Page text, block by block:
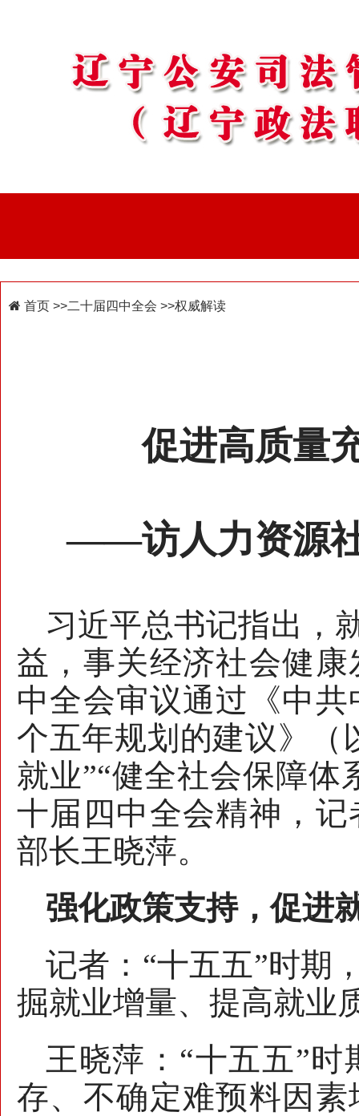
首页 >>二十届四中全会 >>权威解读
促进高质量
——访人力资源
习近平总书记指出，
益，事关经济社会健
中全会审议通过《中
个五年规划的建议》（
就业”“健全社会保障
十届四中全会精神，
部长王晓萍。
强化政策支持，促进
记者：“十五五”时期
掘就业增量、提高就业
王晓萍：“十五五”
存、不确定难预料因